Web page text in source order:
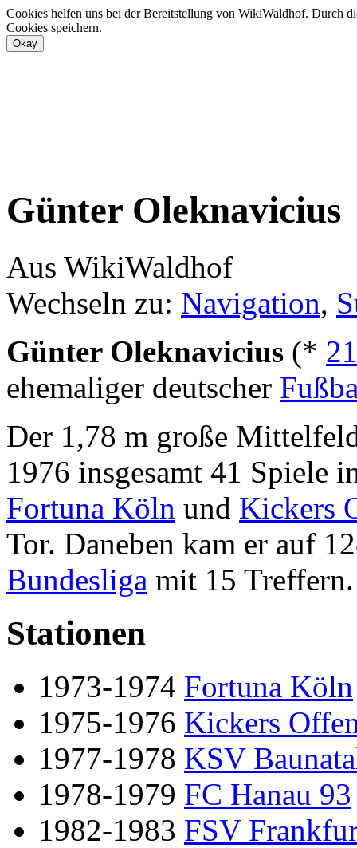
Cookies helfen uns bei der Bereitstellung von WikiWaldhof. Durch
Cookies speichern.
Günter Oleknavicius
Aus WikiWaldhof
Wechseln zu: Navigation,
Günter Oleknavicius (*
ehemaliger deutscher
Der 1,78 m große
1976 insgesamt 41 Spiele
Fortuna Köln und Kickers
Tor. Daneben kam er auf
Bundesliga mit 15 Treffern.
Stationen
1973-1974 Fortuna Köln
1975-1976 Kickers
1977-1978 KSV
1978-1979 FC Hanau 93
1982-1983 FSV